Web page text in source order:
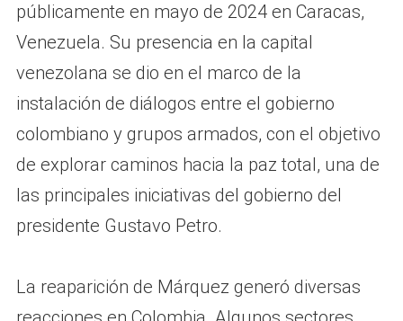
públicamente en mayo de 2024 en Caracas,
Venezuela. Su presencia en la capital
venezolana se dio en el marco de la
instalación de diálogos entre el gobierno
colombiano y grupos armados, con el objetivo
de explorar caminos hacia la paz total, una de
las principales iniciativas del gobierno del
presidente Gustavo Petro.
La reaparición de Márquez generó diversas